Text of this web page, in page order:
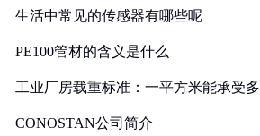
生活中常见的传感器有哪些呢
PE100管材的含义是什么
工业厂房载重标准：一平方米能承受
CONOSTAN公司简介